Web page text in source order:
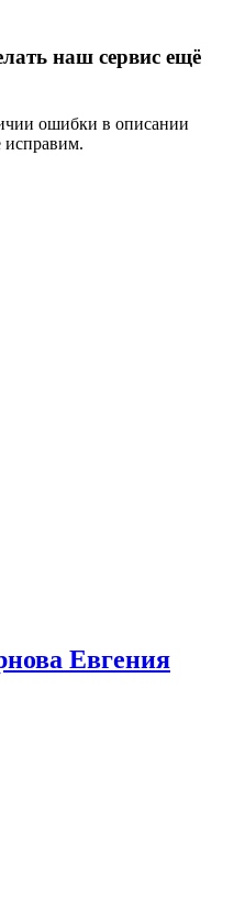
наш сервис ещё
ошибки в описании
Евгения